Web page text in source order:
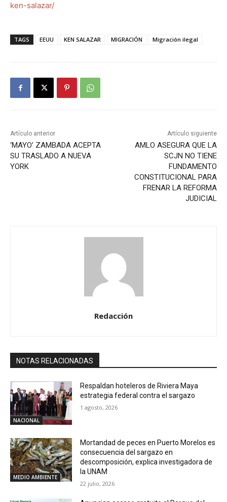
ken-salazar/
TAGS EEUU KEN SALAZAR MIGRACIÓN Migración ilegal
Artículo anterior
‘MAYO’ ZAMBADA ACEPTA
SU TRASLADO A NUEVA
YORK
Artículo siguiente
AMLO ASEGURA QUE LA
SCJN NO TIENE
FUNDAMENTO
CONSTITUCIONAL PARA
FRENAR LA REFORMA
JUDICIAL
Redacción
NOTAS RELACIONADAS
NACIONAL
Respaldan hoteleros de Riviera Maya
estrategia federal contra el sargazo
1 agosto, 2026
MEDIO AMBIENTE
Mortandad de peces en Puerto Morelos es
consecuencia del sargazo en
descomposición, explica investigadora de
la UNAM
22 julio, 2026